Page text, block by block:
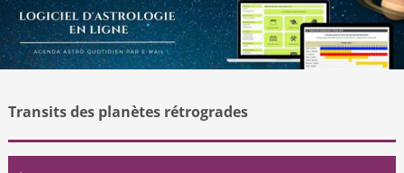
Transits des planètes rétrogrades